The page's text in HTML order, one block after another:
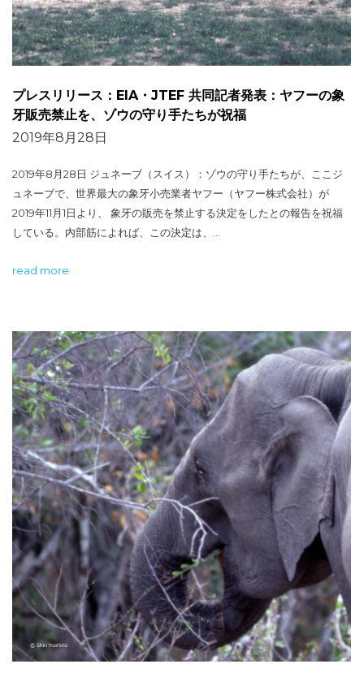
プレスリリース：EIA・JTEF 共同記者発表：ヤフーの象
牙販売禁止を、ゾウの守り手たちが祝福
2019年8月28日
2019年8月28日 ジュネーブ（スイス）：ゾウの守り手たちが、ここジ
ュネーブで、世界最大の象牙小売業者ヤフー（ヤフー株式会社）が
2019年11月1日より、 象牙の販売を禁止する決定をしたとの報告を祝福
している。内部筋によれば、この決定は、…
read more